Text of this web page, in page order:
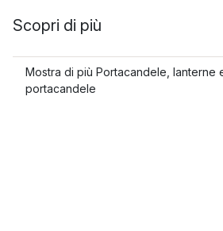
Scopri di più
Mostra di più Portacandele, lanterne
portacandele